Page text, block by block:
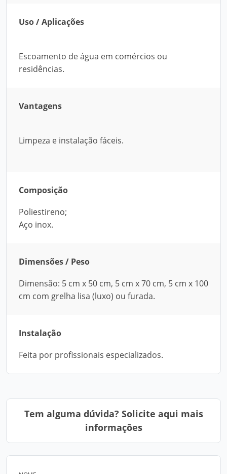
Uso / Aplicações
Escoamento de água em comércios ou
residências.
Vantagens
Limpeza e instalação fáceis.
Composição
Poliestireno;
Aço inox.
Dimensões / Peso
Dimensão: 5 cm x 50 cm, 5 cm x 70 cm, 5 cm x 100
cm com grelha lisa (luxo) ou furada.
Instalação
Feita por profissionais especializados.
Tem alguma dúvida? Solicite aqui mais
informações